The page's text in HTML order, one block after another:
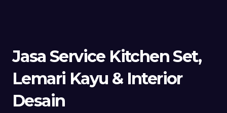
Jasa Service Kitchen Set,
Lemari Kayu & Interior
Desain